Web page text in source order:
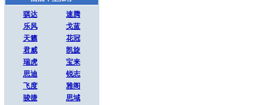
骐达
速腾
乐风
戈蓝
天籁
花冠
君威
凯旋
瑞虎
宝来
思迪
锐志
飞度
雅阁
骏捷
思域